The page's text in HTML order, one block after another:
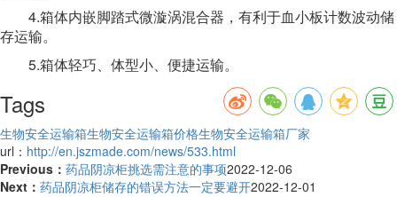
4.箱体内嵌脚踏式微漩涡混合器，有利于血小板计数波动储
存运输。
5.箱体轻巧、体型小、便捷运输。
Tags
生物安全运输箱生物安全运输箱价格生物安全运输箱厂家
url： http://en.jszmade.com/news/533.html
Previous： 药品阴凉柜挑选需注意的事项2022-12-06
Next： 药品阴凉柜储存的错误方法一定要避开2022-12-01